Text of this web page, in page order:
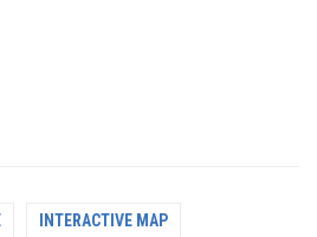
INTERACTIVE MAP